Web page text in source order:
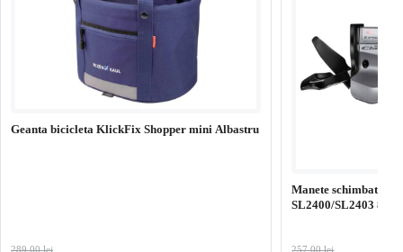
Geanta bicicleta KlickFix Shopper mini Albastru
289,00 lei
Manete schimbator
SL2400/SL2403 8×3
257,00 lei